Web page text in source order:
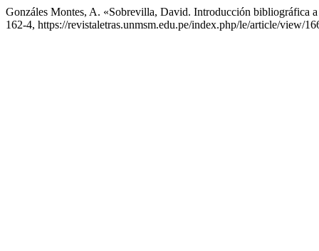
Gonzáles Montes, A. «Sobrevilla, David. Introducción bibliográfica
162-4, https://revistaletras.unmsm.edu.pe/index.php/le/article/view/